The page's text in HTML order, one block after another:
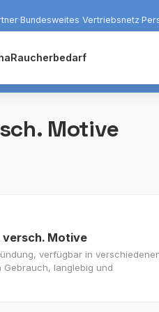
·Bundesweites Vertriebsnetz·
Raucherbedarf
Motive
versch. Motive
verfügbar in
Gebrauch, langlebig und